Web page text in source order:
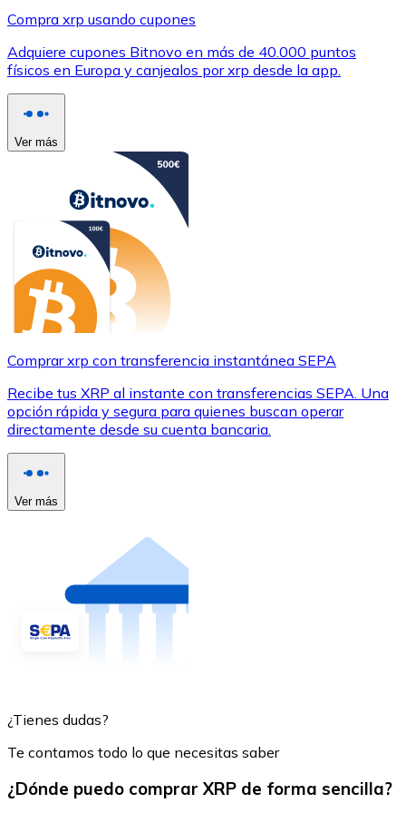
Compra xrp usando cupones
Adquiere cupones Bitnovo en más de 40.000 puntos
físicos en Europa y canjealos por xrp desde la app.
Ver más
Comprar xrp con transferencia instantánea SEPA
Recibe tus XRP al instante con transferencias SEPA. Una
opción rápida y segura para quienes buscan operar
directamente desde su cuenta bancaria.
Ver más
¿Tienes dudas?
Te contamos todo lo que necesitas saber
¿Dónde puedo comprar XRP de forma sencilla?